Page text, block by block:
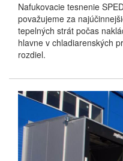
Nafukovacie tesnenie
považujeme za
tepelných strát počas
hlavne v chladiarenských
rozdiel.